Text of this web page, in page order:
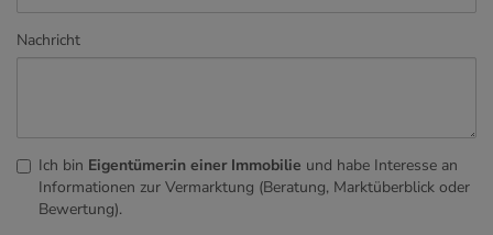
Nachricht
Ich bin Eigentümer:in einer Immobilie und habe Interesse an
Informationen zur Vermarktung (Beratung, Marktüberblick oder
Bewertung).